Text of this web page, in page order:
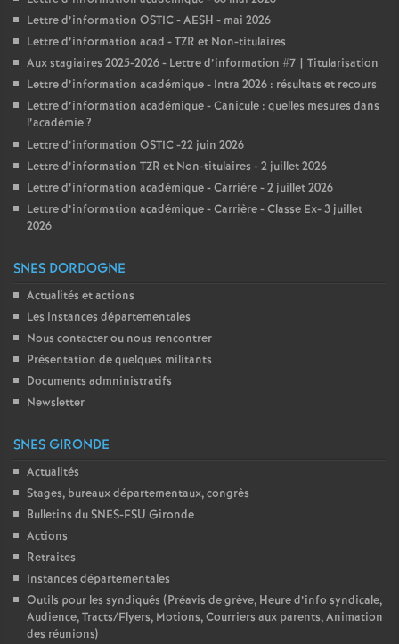
Lettre d’information OSTIC - AESH - mai 2026
Lettre d’information acad - TZR et Non-titulaires
Aux stagiaires 2025-2026 - Lettre d’information #7 | Titularisation
Lettre d’information académique - Intra 2026 : résultats et recours
Lettre d’information académique - Canicule : quelles mesures dans
l’académie?
Lettre d’information OSTIC -22 juin 2026
Lettre d’information TZR et Non-titulaires - 2 juillet 2026
Lettre d’information académique - Carrière - 2 juillet 2026
Lettre d’information académique - Carrière - Classe Ex- 3 juillet
2026
SNES DORDOGNE
Actualités et actions
Les instances départementales
Nous contacter ou nous rencontrer
Présentation de quelques militants
Documents admninistratifs
Newsletter
SNES GIRONDE
Actualités
Stages, bureaux départementaux, congrès
Bulletins du SNES-FSU Gironde
Actions
Retraites
Instances départementales
Outils pour les syndiqués (Préavis de grève, Heure d’info syndicale,
Audience, Tracts/Flyers, Motions, Courriers aux parents, Animation
des réunions)